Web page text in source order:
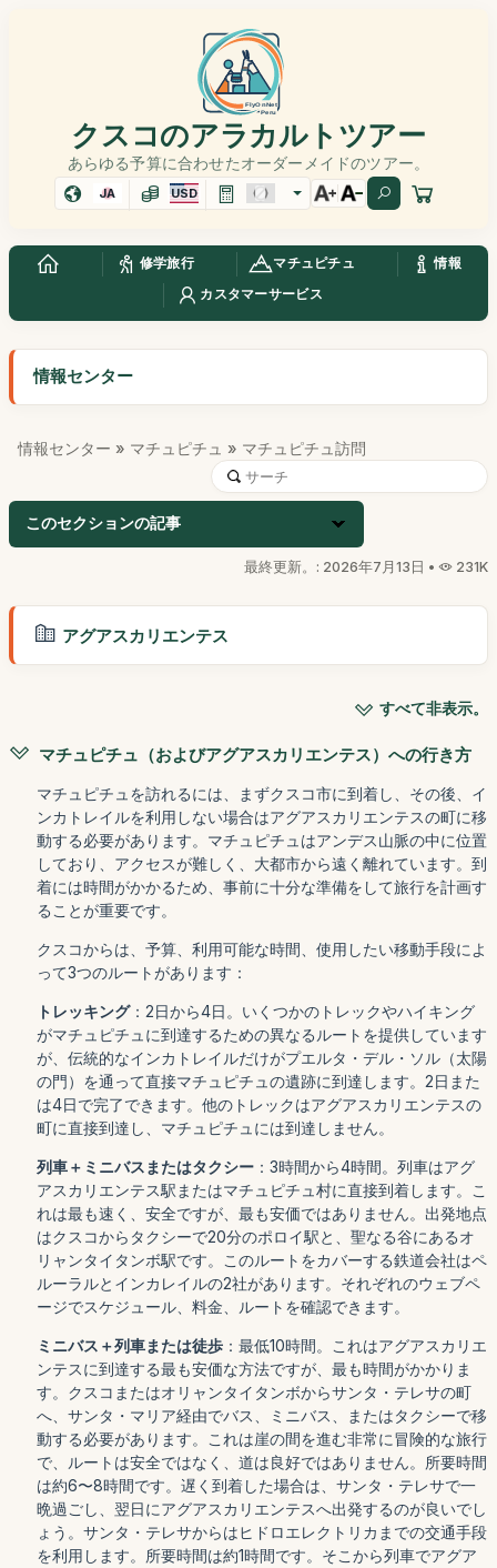
クスコのアラカルトツアー
あらゆる予算に合わせたオーダーメイドのツアー。
JA USD
修学旅行 マチュピチュ
情報
カスタマーサービス
情報センター
情報センター » マチュピチュ » マチュピチュ訪問
このセクションの記事
最終更新。: 2026年7月13日 • 231K
アグアスカリエンテス
すべて非表示。
マチュピチュ（およびアグアスカリエンテス）への行き方
マチュピチュを訪れるには、まずクスコ市に到着し、その後、イ
ンカトレイルを利用しない場合はアグアスカリエンテスの町に移
動する必要があります。マチュピチュはアンデス山脈の中に位置
しており、アクセスが難しく、大都市から遠く離れています。到
着には時間がかかるため、事前に十分な準備をして旅行を計画す
ることが重要です。
クスコからは、予算、利用可能な時間、使用したい移動手段によ
って3つのルートがあります：
トレッキング：2日から4日。いくつかのトレックやハイキング
がマチュピチュに到達するための異なるルートを提供しています
が、伝統的なインカトレイルだけがプエルタ・デル・ソル（太陽
の門）を通って直接マチュピチュの遺跡に到達します。2日また
は4日で完了できます。他のトレックはアグアスカリエンテスの
町に直接到達し、マチュピチュには到達しません。
列車＋ミニバスまたはタクシー ：3時間から4時間。列車はアグ
アスカリエンテス駅またはマチュピチュ村に直接到着します。こ
れは最も速く、安全ですが、最も安価ではありません。出発地点
はクスコからタクシーで20分のポロイ駅と、聖なる谷にあるオ
リャンタイタンボ駅です。このルートをカバーする鉄道会社はペ
ルーラルとインカレイルの2社があります。それぞれのウェブペ
ージでスケジュール、料金、ルートを確認できます。
ミニバス＋列車または徒歩 ：最低10時間。これはアグアスカリエ
ンテスに到達する最も安価な方法ですが、最も時間がかかりま
す。クスコまたはオリャンタイタンボからサンタ・テレサの町
へ、サンタ・マリア経由でバス、ミニバス、またはタクシーで移
動する必要があります。これは崖の間を進む非常に冒険的な旅行
で、ルートは安全ではなく、道は良好ではありません。所要時間
は約6〜8時間です。遅く到着した場合は、サンタ・テレサで一
晩過ごし、翌日にアグアスカリエンテスへ出発するのが良いでし
ょう。サンタ・テレサからはヒドロエレクトリカまでの交通手段
を利用します。所要時間は約1時間です。そこから列車でアグア